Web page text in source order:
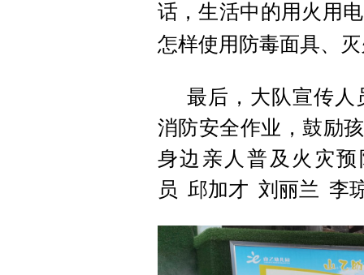
话，生活中的用火用
怎样使用防毒面具、
最后，大队宣传人
消防安全作业，鼓励
身边亲人普及火灾
员 邱加才 刘丽兰 李